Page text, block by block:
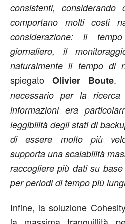
consistenti,
comportano molti costi
considerazione: il
giornaliero, il
naturalmente il tempo di
spiegatoOlivier Boute.
necessario per la
informazioni era
leggibilità degli stati di
di essere molto più
supporta una scalabilità
raccogliere più dati su
per periodi di tempo più
Infine, la soluzione